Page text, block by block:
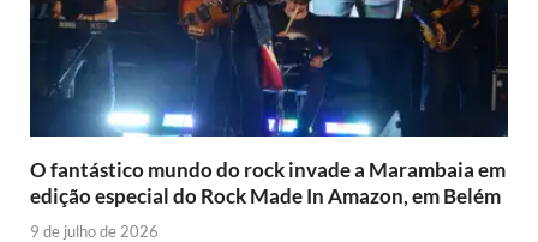
O fantástico mundo do rock invade a Marambaia em
edição especial do Rock Made In Amazon, em Belém
9 de julho de 2026